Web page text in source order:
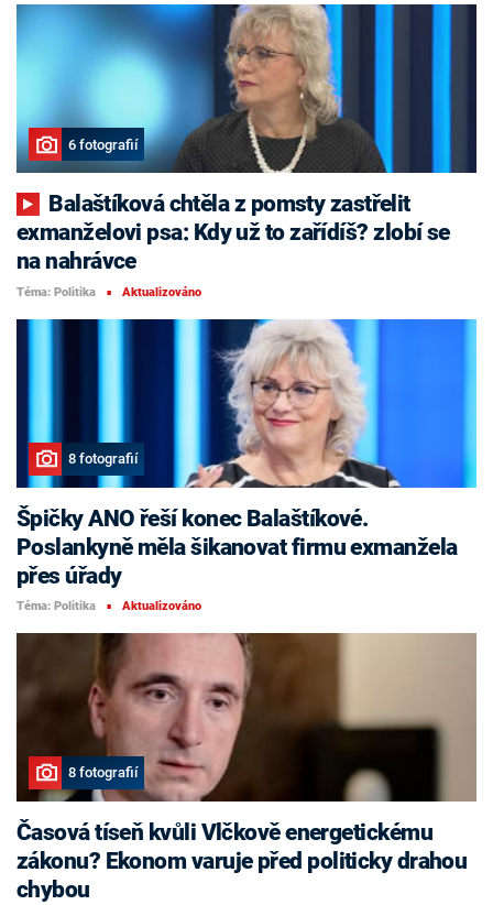
6 fotografií
exmanželovi psa: Kdy už to zařídíš? zlobí se
na nahrávce
Téma: Politika ■ Aktualizováno
8 fotografií
Špičky ANO řeší konec Balaštíkové.
Poslankyně měla šikanovat firmu exmanžela
přes úřady
Téma: Politika ■ Aktualizováno
8 fotografií
Časová tíseň kvůli Vlčkově energetickému
zákonu? Ekonom varuje před politicky drahou
chybou